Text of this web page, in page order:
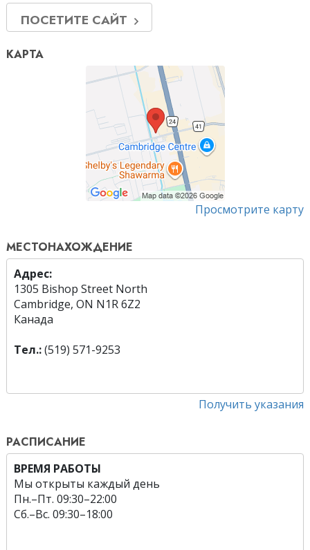
ПОСЕТИТЕ САЙТ
КАРТА
Просмотрите карту
МЕСТОНАХОЖДЕНИЕ
Адрес:
1305 Bishop Street North
Cambridge, ON N1R 6Z2
Канада
Тел.:(519) 571-9253
Получить указания
РАСПИСАНИЕ
ВРЕМЯ РАБОТЫ
Мы открыты каждый день
Пн.–Пт. 09:30–22:00
Сб.–Вс. 09:30–18:00